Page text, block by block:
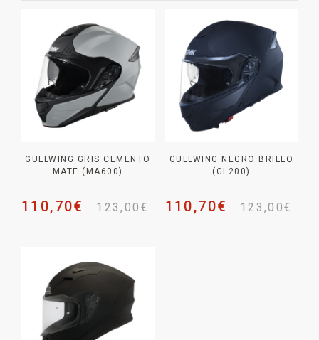
GULLWING GRIS CEMENTO
MATE (MA600)
123,00€
110,70€
GULLWING NEGRO BRILLO
(GL200)
123,00€
110,70€